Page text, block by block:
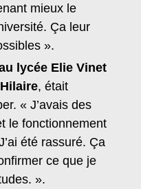
mieux le
Ça leur
».
lycée Elie Vinet
, était
« J’avais des
le fonctionnement
été rassuré. Ça
ce que je
».